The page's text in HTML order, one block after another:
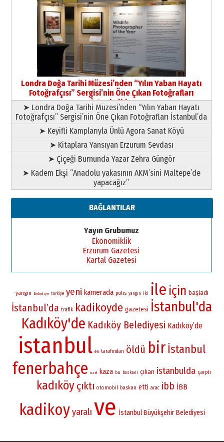
Yıldırım Gündoğdu
HAVVA’NIN ÜÇ KIZI
09 Temmuz 2026 Perşembe
Yusuf POLAT
Şampiyonluk Sebahattin Şirin’e
yazar
11 Mayıs 2026 Pazartesi
Londra Doğa Tarihi Müzesi’nden “Yılın Yaban Hayatı
Fotoğrafçısı” Sergisi’nin Öne Çıkan Fotoğrafları
İstanbul’da
➤ Londra Doğa Tarihi Müzesi’nden “Yılın Yaban Hayatı
Fotoğrafçısı” Sergisi’nin Öne Çıkan Fotoğrafları İstanbul’da
➤ Keyifli Kamplarıyla Ünlü Agora Sanat Köyü
➤ Kitaplara Yansıyan Erzurum Sevdası
➤ Çiçeği Burnunda Yazar Zehra Güngör
➤ Kadem Ekşi “Anadolu yakasının AKM’sini Maltepe’de
yapacağız”
BAĞLANTILAR
Yayın Grubumuz
Ekonomiklik
Erzurum Gazetesi
Kartal Gazetesi
yangin Belediye turkiye yeni kamerada polis yangın iki ile için başladı
İstanbul’da trafik kadikoyde gazetesi İstanbul'da
Kadıköy'de Kadıköy Belediyesi Kadıköy’de
istanbul en tarafından öldü birİstanbul
fenerbahçe özel kaza bu baskani çıkan istanbulda çarptı
kadıköy çıktı otomobil baskan etti arac ibb İBB
kadikoyyaralı ve İstanbul Büyükşehir Belediyesi